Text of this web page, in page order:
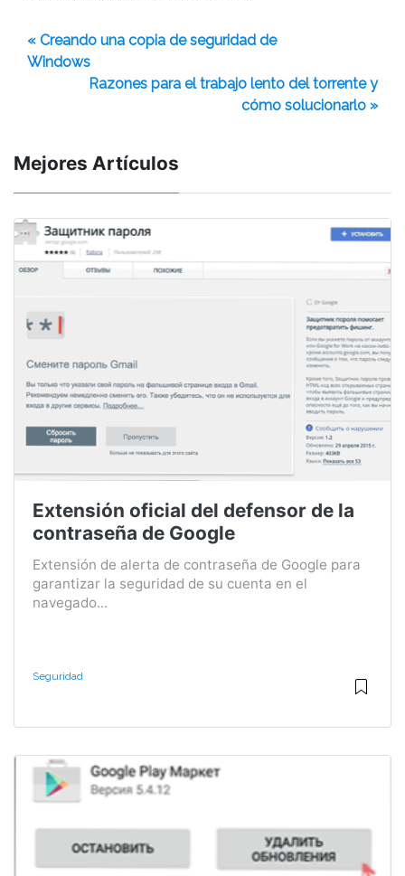
« Creando una copia de seguridad de
Windows
Razones para el trabajo lento del torrente y
cómo solucionarlo »
Mejores Artículos
Extensión oficial del defensor de la
contraseña de Google
Extensión de alerta de contraseña de Google para
garantizar la seguridad de su cuenta en el
navegado...
Seguridad